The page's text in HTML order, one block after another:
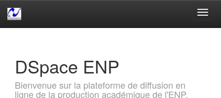
DSpace ENP
Bienvenue sur la plateforme de diffusion en
ligne de la production académique de l'ENP.